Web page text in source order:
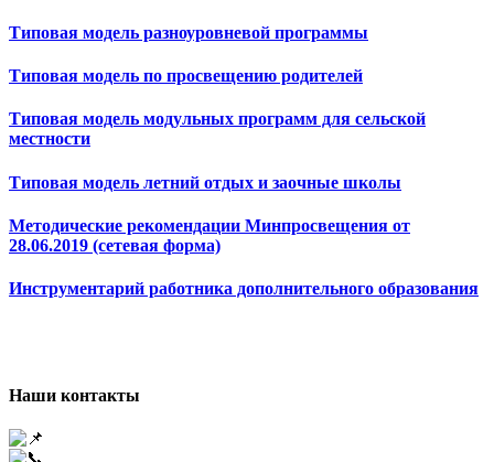
Типовая модель разноуровневой программы
Типовая модель по просвещению родителей
Типовая модель модульных программ для сельской
местности
Типовая модель летний отдых и заочные школы
Методические рекомендации Минпросвещения от
28.06.2019 (сетевая форма)
Инструментарий работника дополнительного образования
Наши контакты